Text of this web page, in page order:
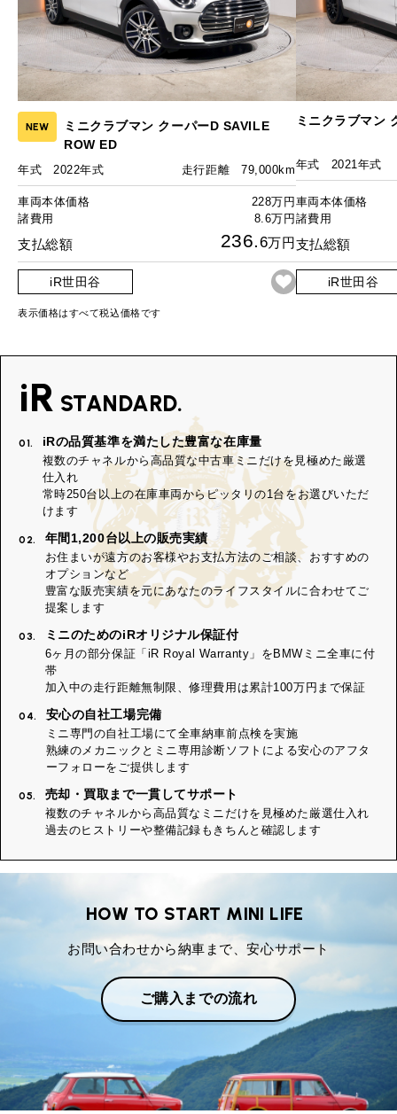
NEW
ミニクラブマン クーパーD SAVILE
ROW ED
年式 2022年式 走行距離 79,000km
車両本体価格
228万円
諸費用
8.6万円
支払総額 236.6万円
iR世田谷
ミニクラブマン
年式 2021年式
車両本体価格
諸費用
支払総額
iR世田谷
表示価格はすべて税込価格です
iR STANDARD.
01. iRの品質基準を満たした豊富な在庫量
複数のチャネルから高品質な中古車ミニだけを見極めた厳選
仕入れ
常時250台以上の在庫車両からピッタリの1台をお選びいただ
けます
02. 年間1,200台以上の販売実績
お住まいが遠方のお客様やお支払方法のご相談、おすすめの
オプションなど
豊富な販売実績を元にあなたのライフスタイルに合わせてご
提案します
03. ミニのためのiRオリジナル保証付
6ヶ月の部分保証「iR Royal Warranty」をBMWミニ全車に付
帯
加入中の走行距離無制限、修理費用は累計100万円まで保証
04. 安心の自社工場完備
ミニ専門の自社工場にて全車納車前点検を実施
熟練のメカニックとミニ専用診断ソフトによる安心のアフタ
ーフォローをご提供します
05. 売却・買取まで一貫してサポート
複数のチャネルから高品質なミニだけを見極めた厳選仕入れ
過去のヒストリーや整備記録もきちんと確認します
HOW TO START MINI LIFE
お問い合わせから納車まで、安心サポート
ご購入までの流れ